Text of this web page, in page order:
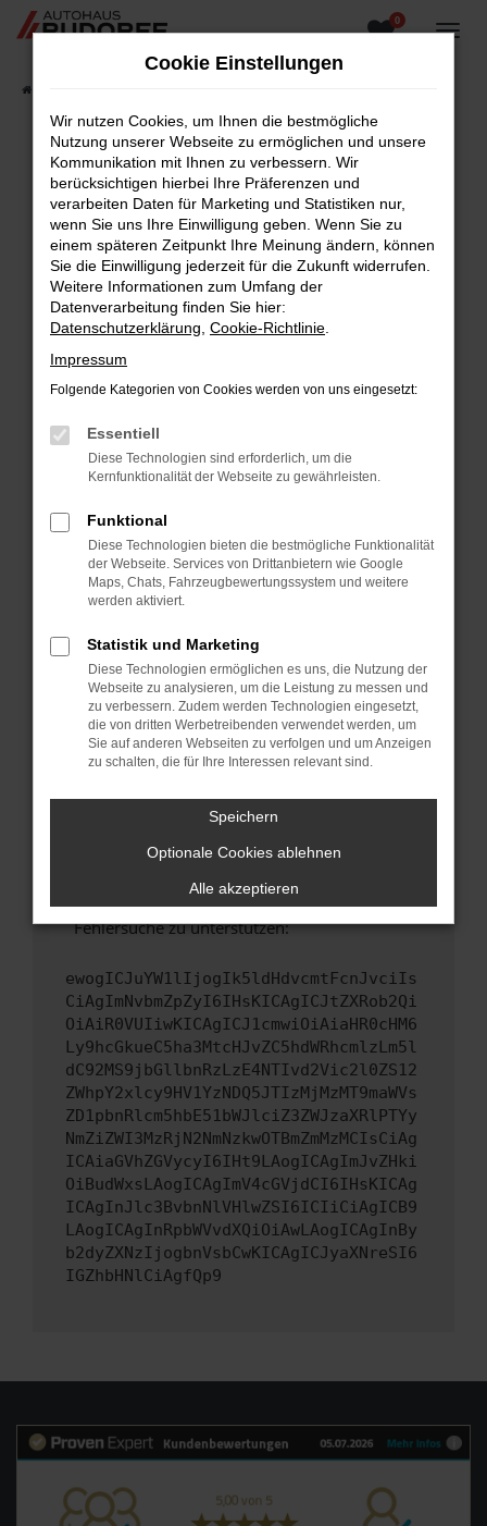
Zum
0
Fehler: Network Error
Beim Laden ist ein Fehler aufgetreten.
Hier sind ein paar Tipps, die dir helfen können:
Überprüfe deine Firewall und deine
Internetverbindung.
Laden andere Webseiten, zum Beispiel deine
Suchmaschine?
Prüfe deine Browsererweiterungen.
Manche Erweiterungen, wie Werbeblocker,
können das Laden bestimmter Seiten
verhindern. Funktioniert die Seite in einem
Fenster?
Starte dein Gerät neu.
Das kann manchmal helfen, vorübergehende
Probleme zu beheben.
Betriebssystem auf dem neuesten Stand
sind.
Veraltete Software birgt nicht nur ein
Sicherheitsrisiko, sondern kann auch dazu
führen, dass bestimmte Funktionen nicht mehr
unterstützt werden.
Wende dich an den Webseitenbetreiber.
Wenn du alle oben genannten Schritte versucht
hast, kontaktiere uns bitte. Wir werden
versuchen, das Problem zu beheben. Du kannst
uns diesen Text schicken, um uns bei der
Fehlersuche zu unterstützen:
ewogICJuYW1lIjogIk5ldHdvcmtFcnJvciIs
CiAgImNvbmZpZyI6IHsKICAgICJtZXRob2Qi
OiAiR0VUIiwKICAgICJ1cmwiOiAiaHR0cHM6
Ly9hcGkueC5ha3MtcHJvZC5hdWRhcmlzLm5l
dC92MS9jbGllbnRzLzE4NTIvd2Vic2l0ZS12
ZWhpY2xlcy9HV1YzNDQ5JTIzMjMzMT9maWVs
ZD1pbnRlcm5hbE51bWJlciZ3ZWJzaXRlPTYy
NmZiZWI3MzRjN2NmNzkwOTBmZmMzMCIsCiAg
ICAiaGVhZGVycyI6IHt9LAogICAgImJvZHki
OiBudWxsLAogICAgImV4cGVjdCI6IHsKICAg
ICAgInJlc3BvbnNlVHlwZSI6ICIiCiAgICB9
LAogICAgInRpbWVvdXQiOiAwLAogICAgInBy
b2dyZXNzIjogbnVsbCwKICAgICJyaXNreSI6
IGZhbHNlCiAgfQp9
Cookie Einstellungen
Wir nutzen Cookies, um Ihnen die bestmögliche
Nutzung unserer Webseite zu ermöglichen und unsere
Kommunikation mit Ihnen zu verbessern. Wir
berücksichtigen hierbei Ihre Präferenzen und
verarbeiten Daten für Marketing und Statistiken nur,
wenn Sie uns Ihre Einwilligung geben. Wenn Sie zu
einem späteren Zeitpunkt Ihre Meinung ändern, können
Sie die Einwilligung jederzeit für die Zukunft widerrufen.
Weitere Informationen zum Umfang der
Datenverarbeitung finden Sie hier:
Datenschutzerklärung Cookie-Richtlinie
Impressum
Folgende Kategorien von Cookies werden von uns eingesetzt:
Essentiell
Diese Technologien sind erforderlich, um die
Kernfunktionalität der Webseite zu gewährleisten.
Funktional
Diese Technologien bieten die bestmögliche Funktionalität
der Webseite. Services von Drittanbietern wie Google
Maps, Chats, Fahrzeugbewertungssystem und weitere
werden aktiviert.
Statistik und Marketing
Diese Technologien ermöglichen es uns, die Nutzung der
Webseite zu analysieren, um die Leistung zu messen und
zu verbessern. Zudem werden Technologien eingesetzt,
die von dritten Werbetreibenden verwendet werden, um
Sie auf anderen Webseiten zu verfolgen und um Anzeigen
zu schalten, die für Ihre Interessen relevant sind.
Speichern
Optionale Cookies ablehnen
Alle akzeptieren